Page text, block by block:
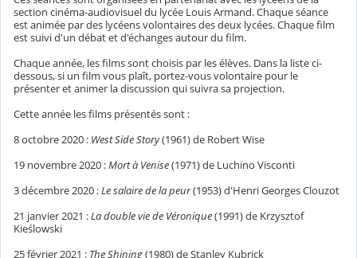
section cinéma-audiovisuel du lycée Louis Armand. Chaque séance
est animée par des lycéens volontaires des deux lycées. Chaque film
est suivi d'un débat et d'échanges autour du film.
Chaque année, les films sont choisis par les élèves. Dans la liste ci-
dessous, si un film vous plaît, portez-vous volontaire pour le
présenter et animer la discussion qui suivra sa projection.
Cette année les films présentés sont :
8 octobre 2020 : West Side Story(1961) de Robert Wise
19 novembre 2020 :Mort à Venise(1971) de Luchino Visconti
3 décembre 2020 :Le salaire de la peur(1953) d'Henri Georges Clouzot
21 janvier 2021 :La double vie de Véronique(1991) de Krzysztof
Kieślowski
25 février 2021 : The Shining(1980) de Stanley Kubrick